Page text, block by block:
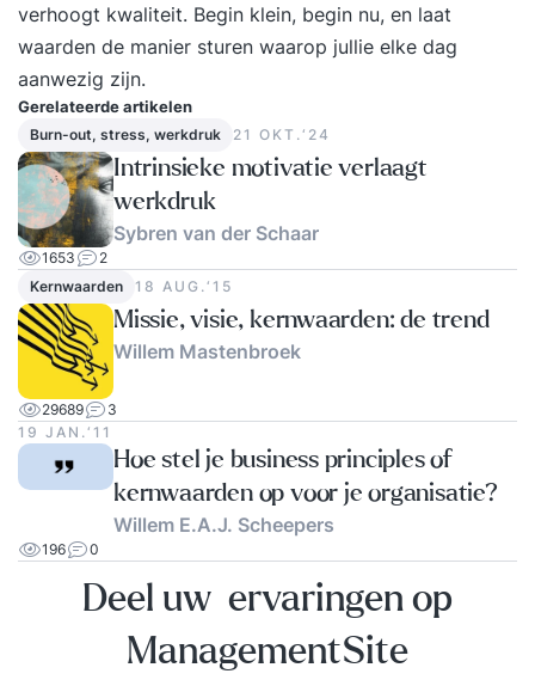
verhoogt kwaliteit. Begin klein, begin nu, en laat
waarden de manier sturen waarop jullie elke dag
aanwezig zijn.
Gerelateerde artikelen
Burn-out, stress, werkdruk 21 OKT.‘24
Intrinsieke motivatie verlaagt
werkdruk
Sybren van der Schaar
1653
2
Kernwaarden
18 AUG.‘15
Missie, visie, kernwaarden: de trend
Willem Mastenbroek
29689
3
19 JAN.‘11
Hoe stel je business principles of
kernwaarden op voor je organisatie?
Willem E.A.J. Scheepers
196 0
Deel uw ervaringen op
ManagementSite